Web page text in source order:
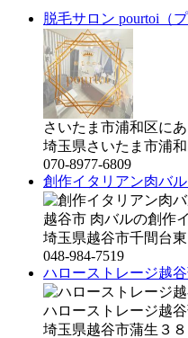
脱毛サロン pourtoi（
さいたま市浦和区に
埼玉県さいたま市浦
070-8977-6809
創作イタリアン肉バ
越谷市 肉バルの創作
埼玉県越谷市千間台
048-984-7519
ハローストレージ越
ハローストレージ越
埼玉県越谷市蒲生３